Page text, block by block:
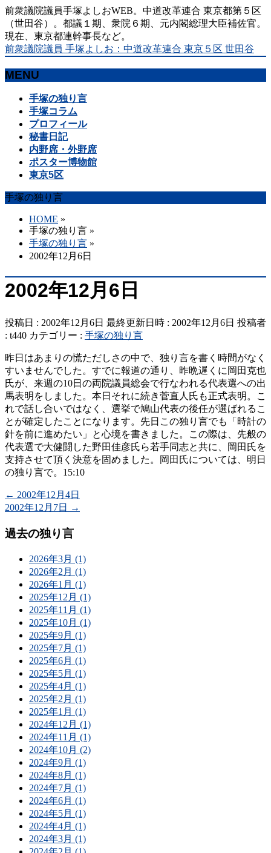
前衆議院議員手塚よしおWEB。中道改革連合 東京都第５区
（世田谷）。都議１期、衆院６期、元内閣総理大臣補佐官。
現在、東京都連幹事長など。
前衆議院議員 手塚よしお：中道改革連合 東京５区 世田谷
MENU
手塚の独り言
手塚コラム
プロフィール
秘書日記
内野席・外野席
ポスター博物館
東京5区
手塚の独り言
HOME »
手塚の独り言 »
手塚の独り言 »
2002年12月6日
2002年12月6日
投稿日 : 2002年12月6日 最終更新日時 : 2002年12月6日 投稿者
: t440 カテゴリー : 手塚の独り言
昨日はあまりの慌ただしさの中で、独り言を書く時間がなく
すいませんでした。すでに報道の通り、昨晩遅くに岡田克也
氏が、来週の10日の両院議員総会で行なわれる代表選への出
馬表明をしました。本日それに続き菅直人氏も正式表明。こ
れで話し合いではなく、選挙で鳩山代表の後任が選ばれるこ
とが確定したことになります。先日この独り言でも「時計の
針を前に進めたい」と心境を書きました。この際は、先般の
代表選で大健闘した野田佳彦氏ら若手同志と共に、岡田氏を
支持させて頂く決意を固めました。岡田氏については、明日
の独り言で。15:10
← 2002年12月4日
2002年12月7日
→
過去の独り言
2026年3月 (1)
2026年2月 (1)
2026年1月 (1)
2025年12月 (1)
2025年11月 (1)
2025年10月 (1)
2025年9月 (1)
2025年7月 (1)
2025年6月 (1)
2025年5月 (1)
2025年4月 (1)
2025年2月 (1)
2025年1月 (1)
2024年12月 (1)
2024年11月 (1)
2024年10月 (2)
2024年9月 (1)
2024年8月 (1)
2024年7月 (1)
2024年6月 (1)
2024年5月 (1)
2024年4月 (1)
2024年3月 (1)